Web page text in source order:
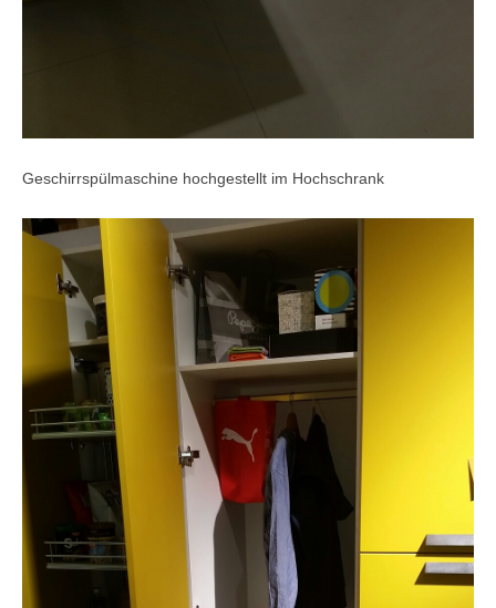
Geschirrspülmaschine hochgestellt im Hochschrank